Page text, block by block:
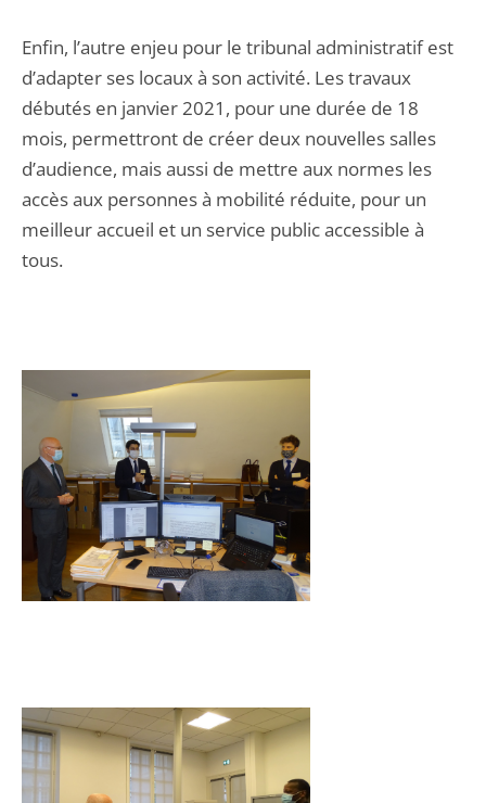
Enfin, l’autre enjeu pour le tribunal administratif est
d’adapter ses locaux à son activité. Les travaux
débutés en janvier 2021, pour une durée de 18
mois, permettront de créer deux nouvelles salles
d’audience, mais aussi de mettre aux normes les
accès aux personnes à mobilité réduite, pour un
meilleur accueil et un service public accessible à
tous.